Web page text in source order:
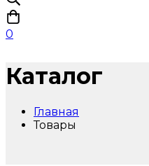
0
Каталог
Главная
Товары